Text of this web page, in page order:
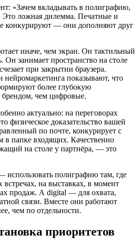
«Зачем вкладывать в полиграфию,
Это ложная дилемма. Печатные и
конкурируют — они дополняют друг
иначе, чем экран. Он тактильный
занимает пространство на столе
при закрытии браузера.
нейромаркетинга показывают, что
более глубокую
брендом, чем цифровые.
актуально: на переговорах
физическое доказательство вашей
по почте, конкурирует с
в папке входящих. Качественно
на столе у партнёра, — это
использовать полиграфию там, где
на выставках, в момент
продаж. А digital — для охвата,
связи. Вместе они работают
чем по отдельности.
приоритетов